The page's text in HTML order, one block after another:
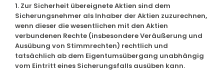
1. Zur Sicherheit übereignete Aktien sind dem
Sicherungsnehmer als Inhaber der Aktien zuzurechnen,
wenn dieser die wesentlichen mit den Aktien
verbundenen Rechte (insbesondere Veräußerung und
Ausübung von Stimmrechten) rechtlich und
tatsächlich ab dem Eigentumsübergang unabhängig
vom Eintritt eines Sicherungsfalls ausüben kann.